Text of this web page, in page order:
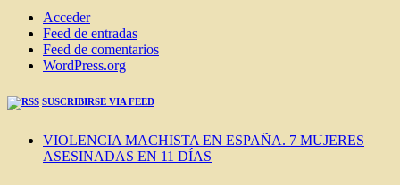
Acceder
Feed de entradas
Feed de comentarios
WordPress.org
SUSCRIBIRSE VIA FEED
VIOLENCIA MACHISTA EN ESPAÑA. 7 MUJERES
ASESINADAS EN 11 DÍAS